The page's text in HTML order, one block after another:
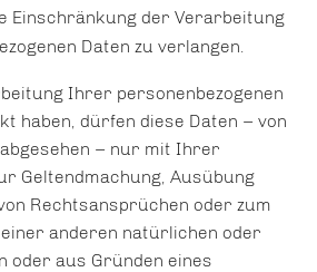
Einschränkung der Verarbeitung
Daten zu verlangen.
Ihrer personenbezogenen
haben, dürfen diese Daten – von
– nur mit Ihrer
Geltendmachung, Ausübung
Rechtsansprüchen oder zum
anderen natürlichen oder
oder aus Gründen eines